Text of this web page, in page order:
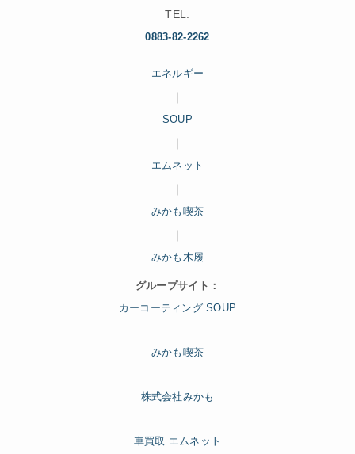
TEL:
0883-82-2262
エネルギー
SOUP
エムネット
みかも喫茶
みかも木履
グループサイト：
カーコーティング SOUP
みかも喫茶
株式会社みかも
車買取 エムネット